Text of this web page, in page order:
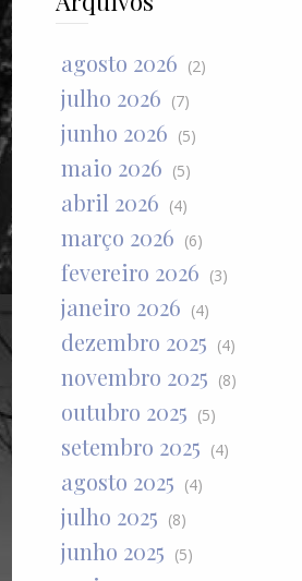
agosto 2026 (2)
julho 2026 (7)
junho 2026 (5)
maio 2026 (5)
abril 2026 (4)
março 2026 (6)
fevereiro 2026 (3)
janeiro 2026 (4)
dezembro 2025 (4)
novembro 2025 (8)
outubro 2025 (5)
setembro 2025 (4)
agosto 2025 (4)
julho 2025 (8)
junho 2025 (5)